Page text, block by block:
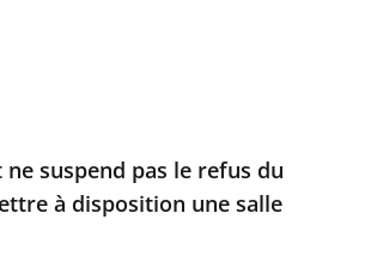
ne suspend pas le refus du
à disposition une salle